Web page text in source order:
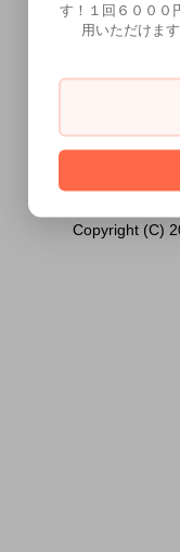
あ
Copyright (C)
す！１回６０００
用いただけま